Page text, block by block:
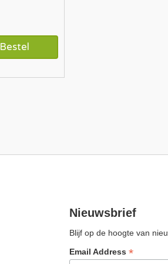
Bestel
Nieuwsbrief
Blijf op de hoogte van
Email Address *